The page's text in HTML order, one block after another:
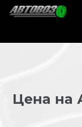
Цена на